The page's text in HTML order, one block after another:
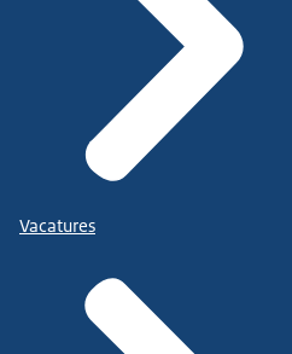
Vacatures